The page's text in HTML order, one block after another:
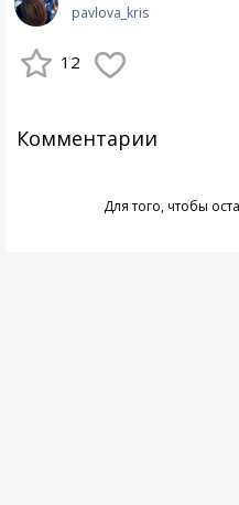
pavlova_kris
12
Комментарии
Для того, чтобы